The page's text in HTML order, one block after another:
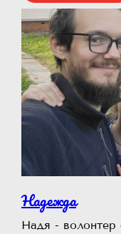
Надежда
Надя -